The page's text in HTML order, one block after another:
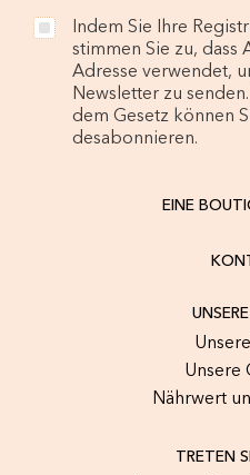
Indem Sie Ihre
stimmen Sie zu, dass
Adresse verwendet,
Newsletter zu
dem Gesetz können
desabonnieren.
EINE
Unsere
Nährwert
TRETEN